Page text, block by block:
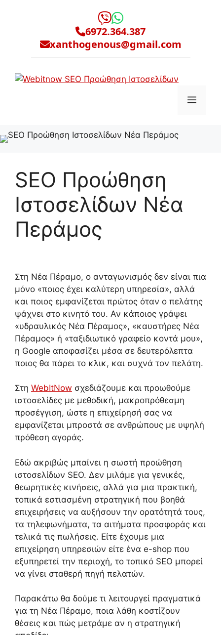
6972.364.387
xanthogenous@gmail.com
SEO Προώθηση
Ιστοσελίδων Νέα
Περάμος
Στη Νέα Πέραμο, ο ανταγωνισμός δεν είναι πια
μόνο «ποιος έχει καλύτερη υπηρεσία», αλλά
και ποιος εμφανίζεται πρώτος όταν ο πελάτης
ψάχνει στο κινητό του. Αν κάποιος γράψει
«υδραυλικός Νέα Πέραμος», «καυστήρες Νέα
Πέραμος» ή «ταξιδιωτικό γραφείο κοντά μου»,
η Google αποφασίζει μέσα σε δευτερόλεπτα
ποιος θα πάρει το κλικ, και συχνά τον πελάτη.
Στη WebItNow σχεδιάζουμε και προωθούμε
ιστοσελίδες με μεθοδική, μακροπρόθεσμη
προσέγγιση, ώστε η επιχείρησή σας να
εμφανίζεται μπροστά σε ανθρώπους με υψηλή
πρόθεση αγοράς.
Εδώ ακριβώς μπαίνει η σωστή προώθηση
ιστοσελίδων SEO. Δεν μιλάμε για γενικές,
θεωρητικές κινήσεις, αλλά για μια πρακτική,
τοπικά εστιασμένη στρατηγική που βοηθά
επιχειρήσεις να αυξήσουν την ορατότητά τους,
τα τηλεφωνήματα, τα αιτήματα προσφοράς και
τελικά τις πωλήσεις. Είτε έχουμε μια
επιχείρηση υπηρεσιών είτε ένα e-shop που
εξυπηρετεί την περιοχή, το τοπικό SEO μπορεί
να γίνει σταθερή πηγή πελατών.
Παρακάτω θα δούμε τι λειτουργεί πραγματικά
για τη Νέα Πέραμο, ποια λάθη κοστίζουν
θέσεις και πώς μετράμε αν η στρατηγική